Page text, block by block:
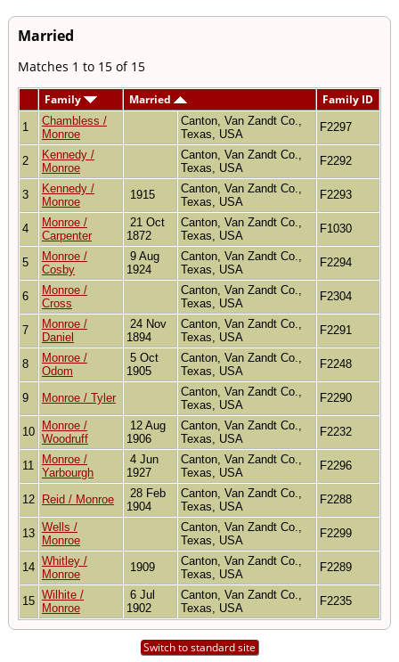
Married
Matches 1 to 15 of 15
Family Married Family ID
1
Chambless /
Monroe
Canton, Van Zandt Co.,
Texas, USA
F2297
2
Kennedy /
Monroe
Canton, Van Zandt Co.,
Texas, USA
F2292
3
Kennedy /
Monroe
1915
Canton, Van Zandt Co.,
Texas, USA
F2293
4
Monroe /
Carpenter
21 Oct
1872
Canton, Van Zandt Co.,
Texas, USA
F1030
5
Monroe /
Cosby
9 Aug
1924
Canton, Van Zandt Co.,
Texas, USA
F2294
6
Monroe /
Cross
Canton, Van Zandt Co.,
Texas, USA
F2304
7
Monroe /
Daniel
24 Nov
1894
Canton, Van Zandt Co.,
Texas, USA
F2291
8
Monroe /
Odom
5 Oct
1905
Canton, Van Zandt Co.,
Texas, USA
F2248
9 Monroe / Tyler
Canton, Van Zandt Co.,
Texas, USA
F2290
10
Monroe /
Woodruff
12 Aug
1906
Canton, Van Zandt Co.,
Texas, USA
F2232
11
Monroe /
Yarbourgh
4 Jun
1927
Canton, Van Zandt Co.,
Texas, USA
F2296
12 Reid / Monroe
28 Feb
1904
Canton, Van Zandt Co.,
Texas, USA
F2288
13 Wells /
Monroe
Canton, Van Zandt Co.,
Texas, USA
F2299
14 Whitley /
Monroe
1909
Canton, Van Zandt Co.,
Texas, USA
F2289
15 Wilhite /
Monroe
6 Jul
1902
Canton, Van Zandt Co.,
Texas, USA
F2235
Switch to standard site